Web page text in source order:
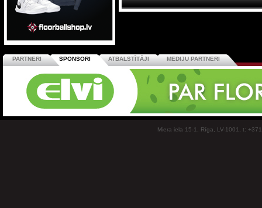
PARTNERI SPONSORI ATBALSTĪTĀJI MEDIJU PARTNERI
Miera iela 15-1, Rīga, LV-1001, t: